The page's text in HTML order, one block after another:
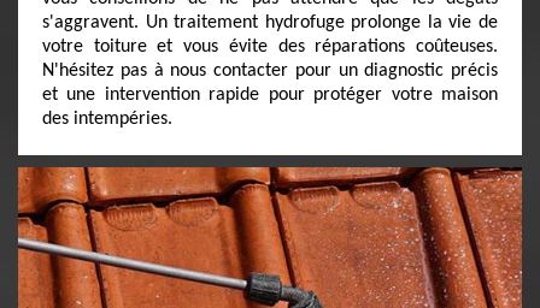
s'aggravent. Un traitement hydrofuge prolonge la vie de
votre toiture et vous évite des réparations coûteuses.
N'hésitez pas à nous contacter pour un diagnostic précis
et une intervention rapide pour protéger votre maison
des intempéries.